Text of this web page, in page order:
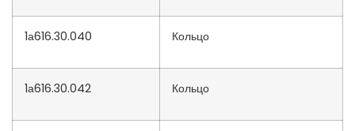
1а616.30.040 Кольцо
1а616.30.042 Кольцо